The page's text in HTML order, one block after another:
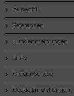
Auswahl
Referenzen
Kundenmeinungen
Links
Gravur-Service
Cookie Einstellungen